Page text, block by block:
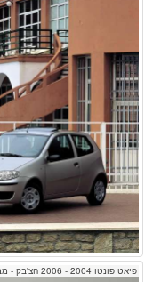
פיאט פונטו 2004 - 2006 הצ'בק - מבט מלפנים